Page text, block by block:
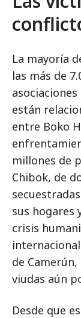
La mayoría
las más de
están
entre Boko
millones de
Chibok, de
sus hogares
crisis
de
viudas aún
Desde que